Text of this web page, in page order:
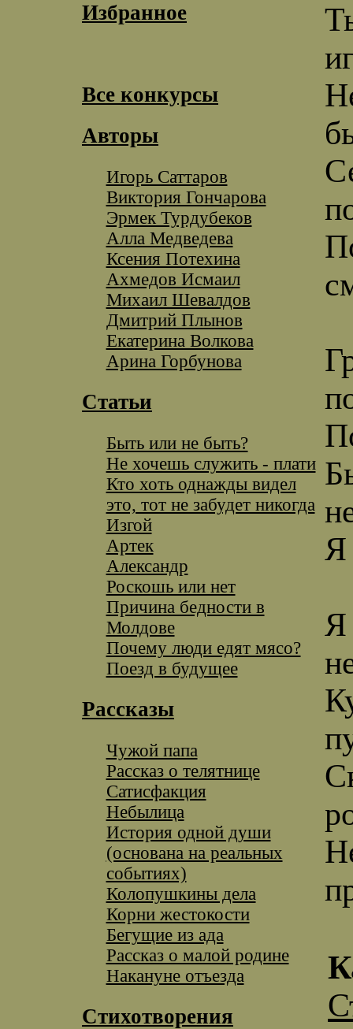
Избранное
Все конкурсы
Авторы
Игорь Саттаров
Виктория Гончарова
Эрмек Турдубеков
Алла Медведева
Ксения Потехина
Ахмедов Исмаил
Михаил Шевалдов
Дмитрий Плынов
Екатерина Волкова
Арина Горбунова
Статьи
Быть или не быть?
Не хочешь служить - плати
Кто хоть однажды видел
это, тот не забудет никогда
Изгой
Артек
Александр
Роскошь или нет
Причина бедности в
Молдове
Почему люди едят мясо?
Поезд в будущее
Рассказы
Чужой папа
Рассказ о телятнице
Сатисфакция
Небылица
История одной души
(основана на реальных
событиях)
Колопушкины дела
Корни жестокости
Бегущие из ада
Рассказ о малой родине
Накануне отъезда
Стихотворения
Я
Я